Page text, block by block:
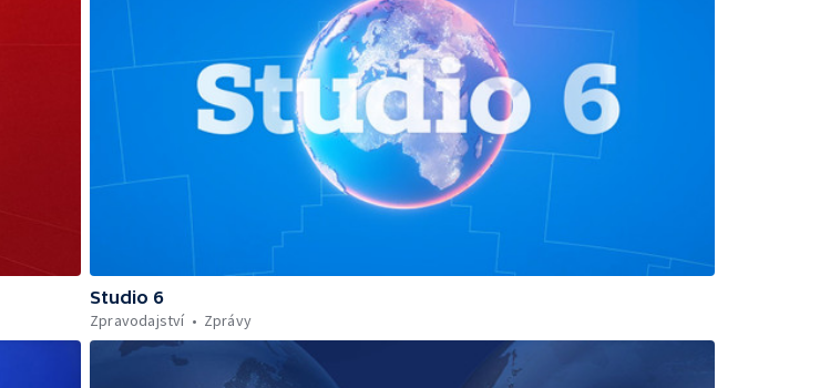
Studio 6
Zpravodajství
Zprávy